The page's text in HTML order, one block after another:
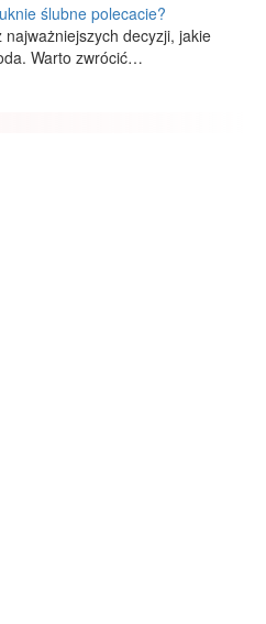
ślubne polecacie?
decyzji, jakie
Warto zwrócić…